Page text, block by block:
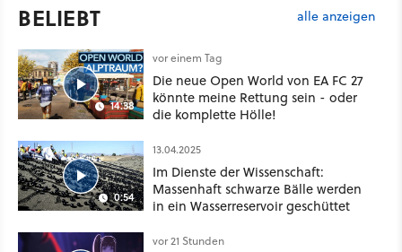
BELIEBT alle anzeigen
14:38
vor einem Tag
Die neue Open World von EA FC 27
könnte meine Rettung sein - oder
die komplette Hölle!
0:54
13.04.2025
Im Dienste der Wissenschaft:
Massenhaft schwarze Bälle werden
in ein Wasserreservoir geschüttet
vor 21 Stunden